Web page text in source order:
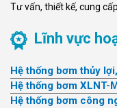
Tư vấn, thiết kế, cung
Lĩnh vực
Hệ thống bơm thủy
Hệ thống bơm XLNT-
Hệ thống bơm công